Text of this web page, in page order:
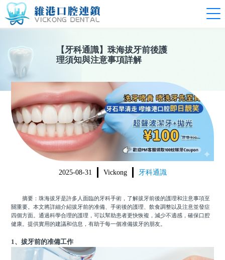
【 牙科通識】 珠海拔牙前後護
理須知與注意事項詳解
2025-08-31 Vickong 牙科通識
摘要：珠海拔牙是許多人面臨的牙科手術，了解拔牙前後的護理和注意事項至
關重要。本文將詳細介紹拔牙前的准備、手術後的護理、飲食調整以及注意並發症
四個方面。通過科學合理的護理，可以幫助患者更快恢複，減少不適感，確保口腔
健康。提供實用的建議和信息，有助于每一個准備拔牙的朋友。
1、拔牙前的准備工作